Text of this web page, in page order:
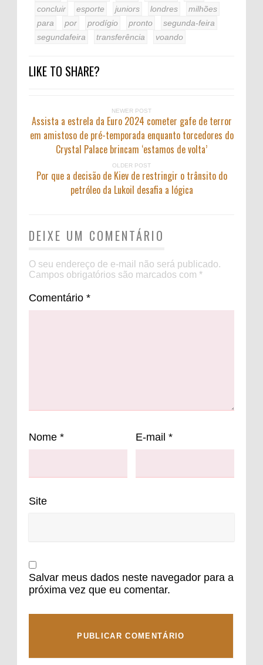
concluir
esporte juniors londres
milhões
para
por prodígio pronto
segunda-feira
segundafeira
transferência voando
LIKE TO SHARE?
NEWER POST
Assista a estrela da Euro 2024 cometer gafe de terror
em amistoso de pré-temporada enquanto torcedores do
Crystal Palace brincam ‘estamos de volta’
OLDER POST
Por que a decisão de Kiev de restringir o trânsito do
petróleo da Lukoil desafia a lógica
DEIXE UM COMENTÁRIO
O seu endereço de e-mail não será publicado.
Campos obrigatórios são marcados com *
Comentário *
Nome * E-mail *
Site
Salvar meus dados neste navegador para a
próxima vez que eu comentar.